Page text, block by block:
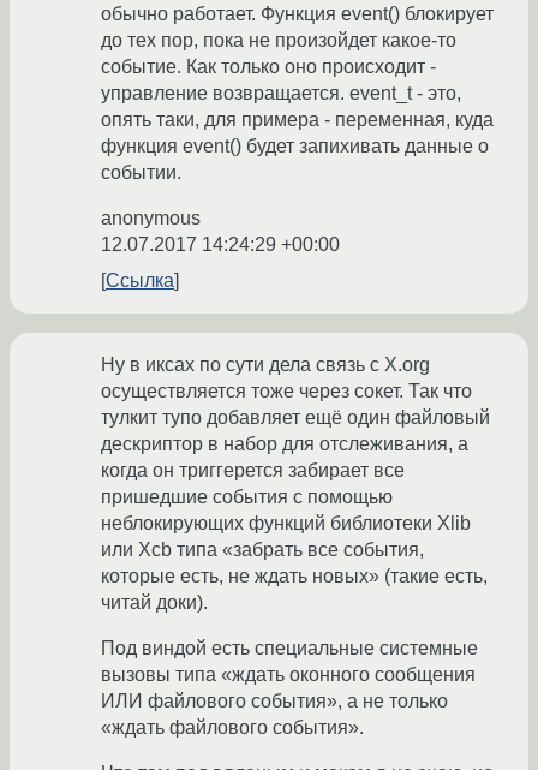
обычно работает. Функция event() блокирует
до тех пор, пока не произойдет какое-то
событие. Как только оно происходит -
управление возвращается. event_t - это,
опять таки, для примера - переменная, куда
функция event() будет запихивать данные о
событии.
anonymous
12.07.2017 14:24:29 +00:00
Ссылка
Ну в иксах по сути дела связь с X.org
осуществляется тоже через сокет. Так что
тулкит тупо добавляет ещё один файловый
дескриптор в набор для отслеживания, а
когда он триггерется забирает все
пришедшие события с помощью
неблокирующих функций библиотеки Xlib
или Xcb типа «забрать все события,
которые есть, не ждать новых» (такие есть,
читай доки).
Под виндой есть специальные системные
вызовы типа «ждать оконного сообщения
ИЛИ файлового события», а не только
«ждать файлового события».